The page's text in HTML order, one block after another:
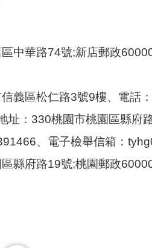
中華路74號;新店郵政
義區松仁路3號9樓、電話
址：330桃園市桃園區縣
、電子檢舉信箱：
縣府路19號;桃園郵政